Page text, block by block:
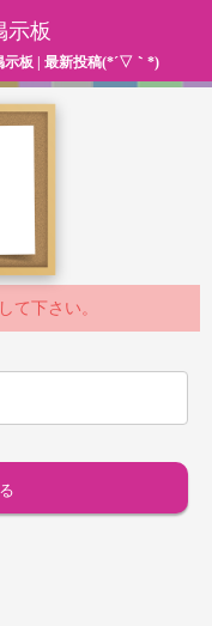
示板
示板 | 最新投稿(*´▽｀*)
て下さい。